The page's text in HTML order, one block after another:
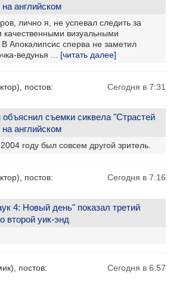
английском
лично я, не успевал следить за
качественными визуальными
Апокалипсис сперва не заметил
ведунья ... [читать далее]
постов:
Сегодня в 7:31
съемки сиквела "Страстей
английском
году был совсем другой зритель.
постов:
Сегодня в 7:16
4: Новый день" показал третий
второй уик-энд
постов:
Сегодня в 6:57